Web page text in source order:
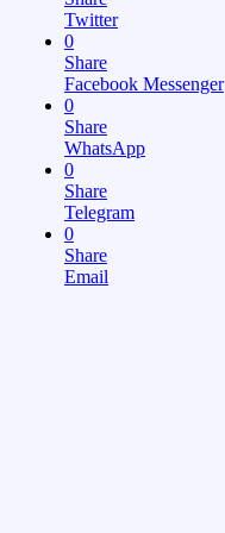
Twitter
0
Share
Facebook Messenger
0
Share
WhatsApp
0
Share
Telegram
0
Share
Email